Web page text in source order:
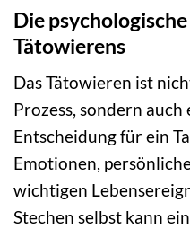
Die
Tätowierens
Das Tätowieren ist
Prozess, sondern
Entscheidung für ein
Emotionen,
wichtigen
Stechen selbst kann